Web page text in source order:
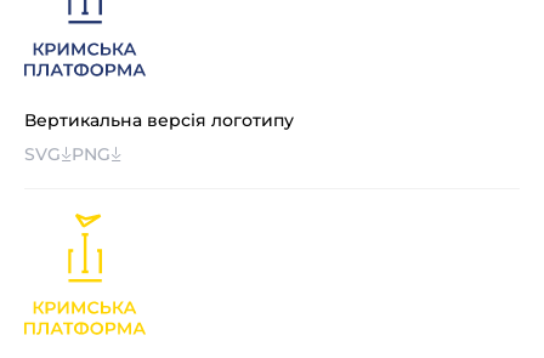
Вертикальна версія логотипу
SVG
PNG